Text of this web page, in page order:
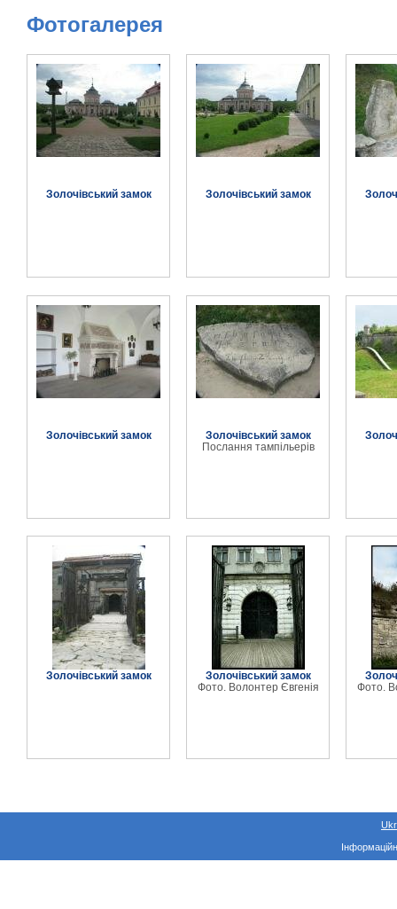
Фотогалерея
Золочівський замок Золочівський замок
Золочівський замок
Золочівський замок
Послання тампільерів
Золочівський замок
Золочівський замок
Фото. Волонтер Євгенія
Фото.